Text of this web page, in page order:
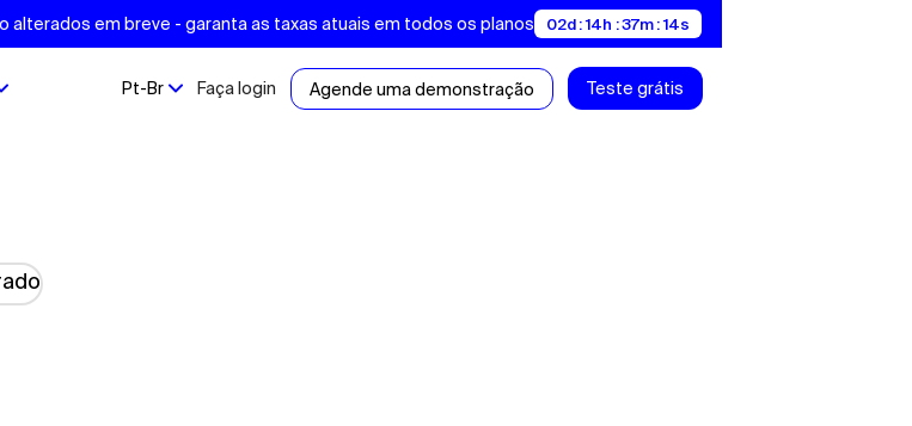
em breve - garanta as taxas atuais em todos os planos 02d : 14h : 37m : 13s
Pt-Br Faça login Agende uma demonstração Teste grátis